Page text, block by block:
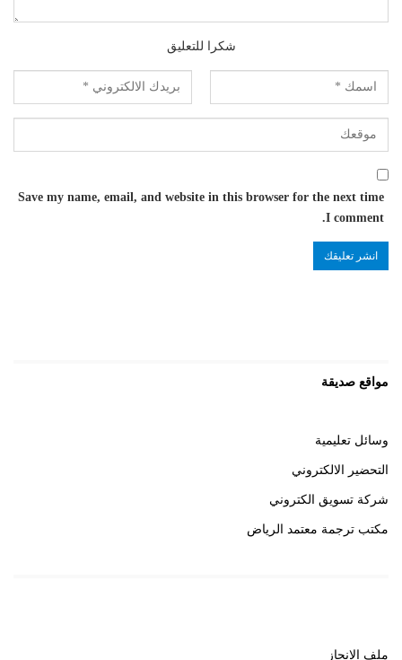
شكرا للتعليق
Save my name, email, and website in this browser for the next time
I comment.
مواقع صديقة
وسائل تعليمية
التحضير الالكتروني
شركة تسويق الكتروني
مكتب ترجمة معتمد الرياض
ملف الانجاز